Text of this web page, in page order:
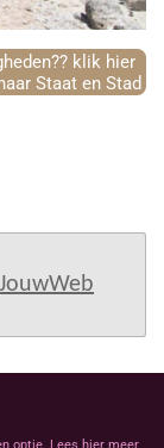
klik hier
Staat en Stad
JouwWeb